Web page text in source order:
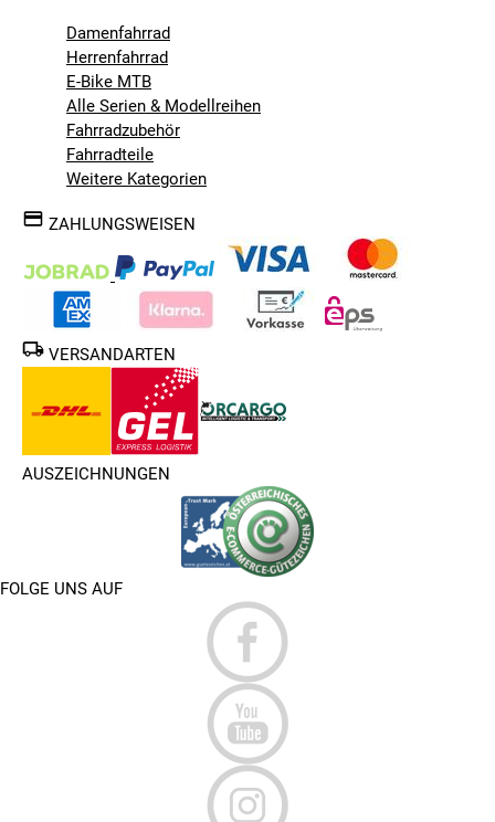
Damenfahrrad
Herrenfahrrad
E-Bike MTB
Alle Serien & Modellreihen
Fahrradzubehör
Fahrradteile
Weitere Kategorien
ZAHLUNGSWEISEN
VERSANDARTEN
AUSZEICHNUNGEN
FOLGE UNS AUF